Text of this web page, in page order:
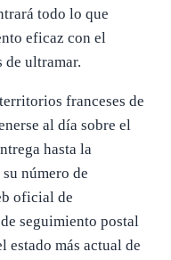
todo lo que
eficaz con el
ultramar.
franceses de
al día sobre el
hasta la
número de
oficial de
seguimiento postal
estado más actual de